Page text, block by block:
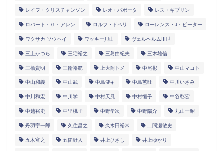
レイフ・クリスチャンソン レオ・バボータ レス・ギブリン
ロバート・Ｇ・アレン ロルフ・ドベリ ローレンス・J・ピーター
ワクサカ ソウヘイ ワッキー貝山 ヴェルヘルムIII世
三上かつら 三宅裕之 三島由紀夫 三木雄信
三橋貴明 三輪裕範 上大岡トメ 中尾彬 中山マコト
中山和義 中山武 中島健祐 中島芭旺 中川いさみ
中川和宏 中川学 中村天風 中村恒子 中谷彰宏
中越裕史 中里桃子 中野孝次 中野陽介 丸山一昭
丹羽宇一郎 久住昌之 久木田裕常 二間瀬敏史
五木寛之 五箇野人 井上ひさし 井上ゆかり